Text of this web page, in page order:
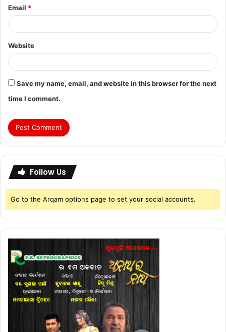
Email *
Website
Save my name, email, and website in this browser for the next
time I comment.
Follow Us
Go to the Arqam options page to set your social accounts.